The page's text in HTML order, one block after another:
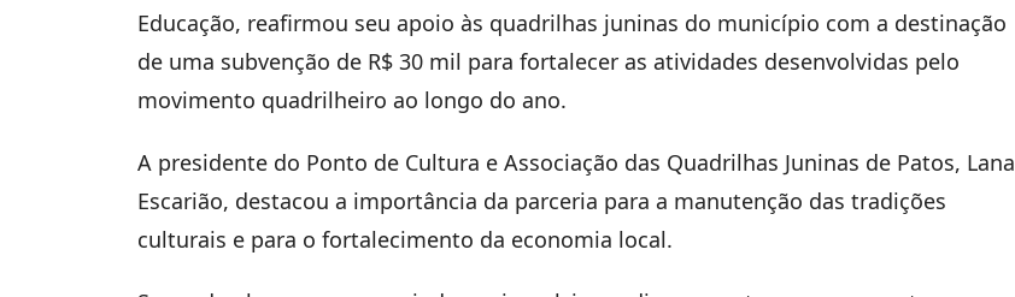
Educação, reafirmou seu apoio às quadrilhas juninas do município com a destinação
de uma subvenção de R$ 30 mil para fortalecer as atividades desenvolvidas pelo
movimento quadrilheiro ao longo do ano.
A presidente do Ponto de Cultura e Associação das Quadrilhas Juninas de Patos, Lana
Escarião, destacou a importância da parceria para a manutenção das tradições
culturais e para o fortalecimento da economia local.